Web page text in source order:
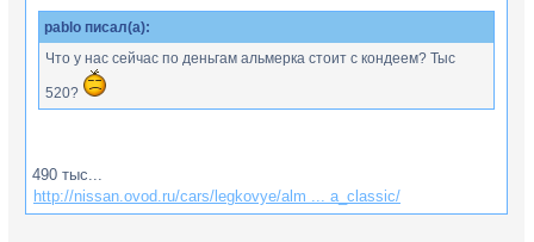
pablo писал(а):
Что у нас сейчас по деньгам альмерка стоит с кондеем? Тыс
520?
490 тыс...
http://nissan.ovod.ru/cars/legkovye/alm ... a_classic/